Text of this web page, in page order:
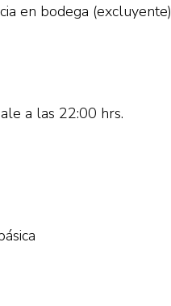
en bodega (excluyente)
a las 22:00 hrs.